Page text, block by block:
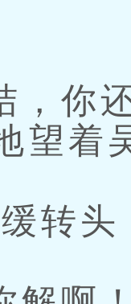
你
望着
转头